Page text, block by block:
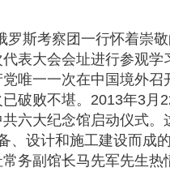
罗斯考察团一行怀着崇
表大会会址进行参观学
唯一一次在中国境外召
破败不堪。2013年3月
六大纪念馆启动仪式
、设计和施工建设而成
务副馆长马先军先生热